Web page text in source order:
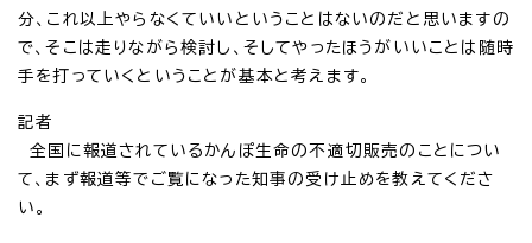
分、これ以上やらなくていいということはないのだと思いますの
で、そこは走りながら検討し、そしてやったほうがいいことは随時
手を打っていくということが基本と考えます。
記者
全国に報道されているかんぽ生命の不適切販売のことについ
て、まず報道等でご覧になった知事の受け止めを教えてくださ
い。